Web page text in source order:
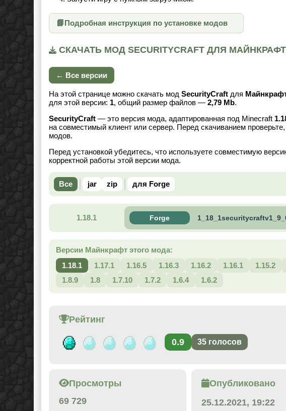
📘Подробная инструкция по установке модов
СКАЧАТЬ МОД SECURITYCRAFT ДЛЯ МАЙНКРАФТ
← Все версии
На этой странице можно скачать мод SecurityCraft для
для этой версии: 1, общий размер файлов — 2,79 Mb.
SecurityCraft — это версия мода, адаптированная под Minecraft
на совместимый клиент или сервер. Перед скачиванием
модов.
Перед установкой убедитесь, что используете совместимую
корректной работы этой версии мода.
Все jar zip для Forge
1.18.1 Forge
Версии Майнкрафт этого мода:
1.18.1
1.17.1 1.16.5 1.16.3 1.16.2 1.16.1 1.15.2
1.8.9
1.8 1.7.10 1.7.2 1.6.4 1.6.2
Рейтинг
0.9 35 голосов
Просмотры
69 729
Опубликовано
25.12.2021, 19:22